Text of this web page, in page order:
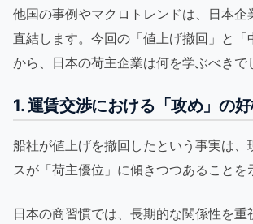
他国の事例やマクロトレンドは、日本企
直結します。今回の「値上げ撤回」と「
から、日本の荷主企業は何を学ぶべきで
1. 運賃交渉における「攻め」の
船社が値上げを撤回したという事実は、
スが「荷主優位」に傾きつつあることを
日本の商習慣では、長期的な関係性を重